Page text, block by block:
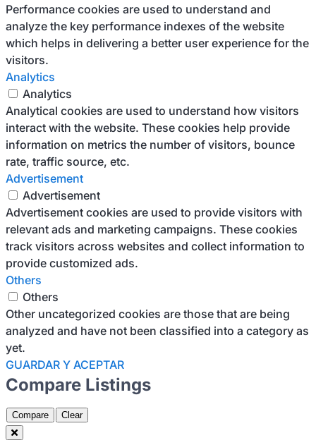
Performance cookies are used to understand and
analyze the key performance indexes of the website
which helps in delivering a better user experience for the
visitors.
Analytics
Analytics
Analytical cookies are used to understand how visitors
interact with the website. These cookies help provide
information on metrics the number of visitors, bounce
rate, traffic source, etc.
Advertisement
Advertisement
Advertisement cookies are used to provide visitors with
relevant ads and marketing campaigns. These cookies
track visitors across websites and collect information to
provide customized ads.
Others
Others
Other uncategorized cookies are those that are being
analyzed and have not been classified into a category as
yet.
GUARDAR Y ACEPTAR
Compare Listings
Compare Clear